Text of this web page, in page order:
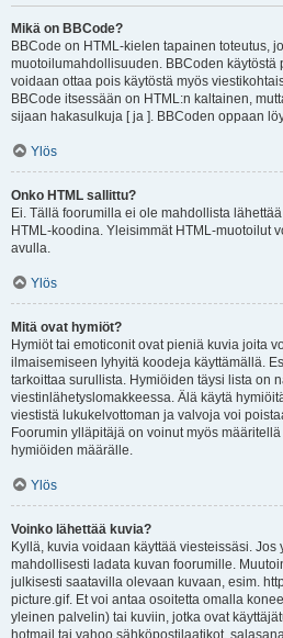
Mikä on BBCode?
BBCode on HTML-kielen tapainen toteutus,
muotoilumahdollisuuden. BBCoden käytöstä
voidaan ottaa pois käytöstä myös
BBCode itsessään on HTML:n kaltainen,
sijaan hakasulkuja [ ja ]. BBCoden oppaan
Ylös
Onko HTML sallittu?
Ei. Tällä foorumilla ei ole mahdollista
HTML-koodina. Yleisimmät HTML-muotoilut
avulla.
Ylös
Mitä ovat hymiöt?
Hymiöt tai emoticonit ovat pieniä kuvia joita
ilmaisemiseen lyhyitä koodeja käyttämällä.
tarkoittaa surullista. Hymiöiden täysi lista on
viestinlähetyslomakkeessa. Älä käytä
viestistä lukukelvottoman ja valvoja voi
Foorumin ylläpitäjä on voinut myös
hymiöiden määrälle.
Ylös
Voinko lähettää kuvia?
Kyllä, kuvia voidaan käyttää viesteissäsi.
mahdollisesti ladata kuvan foorumille.
julkisesti saatavilla olevaan kuvaan, esim.
picture.gif. Et voi antaa osoitetta omalla
yleinen palvelin) tai kuviin, jotka ovat
hotmail tai yahoo sähköpostilaatikot,